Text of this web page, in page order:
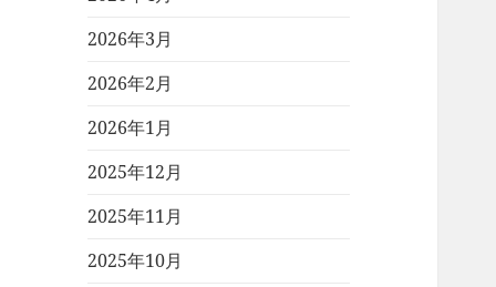
2026年3月
2026年2月
2026年1月
2025年12月
2025年11月
2025年10月